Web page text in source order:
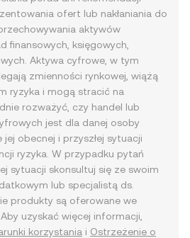
ofert lub nakłaniania do
aktywów
finansowych, księgowych,
Aktywa cyfrowe, w tym
zmienności rynkowej, wiążą
ryzyka i mogą stracić na
rozważyć, czy handel lub
jest dla danej osoby
obecnej i przyszłej sytuacji
ryzyka. W przypadku pytań
sytuacji skonsultuj się ze swoim
lub specjalistą ds.
produkty są oferowane we
uzyskać więcej informacji,
korzystania i Ostrzeżenie o